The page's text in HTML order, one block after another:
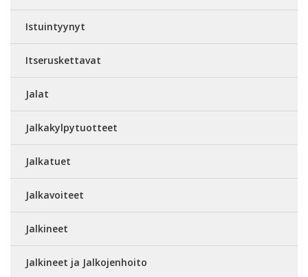
Istuintyynyt
Itseruskettavat
Jalat
Jalkakylpytuotteet
Jalkatuet
Jalkavoiteet
Jalkineet
Jalkineet ja Jalkojenhoito